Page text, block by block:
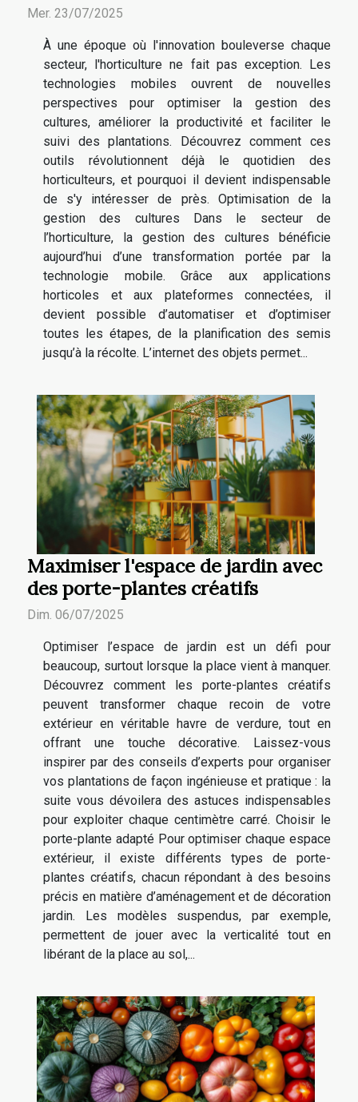
Mer. 23/07/2025
À une époque où l'innovation bouleverse chaque
secteur, l'horticulture ne fait pas exception. Les
technologies mobiles ouvrent de nouvelles
perspectives pour optimiser la gestion des
cultures, améliorer la productivité et faciliter le
suivi des plantations. Découvrez comment ces
outils révolutionnent déjà le quotidien des
horticulteurs, et pourquoi il devient indispensable
de s'y intéresser de près. Optimisation de la
gestion des cultures Dans le secteur de
l’horticulture, la gestion des cultures bénéficie
aujourd’hui d’une transformation portée par la
technologie mobile. Grâce aux applications
horticoles et aux plateformes connectées, il
devient possible d’automatiser et d’optimiser
toutes les étapes, de la planification des semis
jusqu’à la récolte. L’internet des objets permet...
Maximiser l'espace de jardin avec
des porte-plantes créatifs
Dim. 06/07/2025
Optimiser l’espace de jardin est un défi pour
beaucoup, surtout lorsque la place vient à manquer.
Découvrez comment les porte-plantes créatifs
peuvent transformer chaque recoin de votre
extérieur en véritable havre de verdure, tout en
offrant une touche décorative. Laissez-vous
inspirer par des conseils d’experts pour organiser
vos plantations de façon ingénieuse et pratique : la
suite vous dévoilera des astuces indispensables
pour exploiter chaque centimètre carré. Choisir le
porte-plante adapté Pour optimiser chaque espace
extérieur, il existe différents types de porte-
plantes créatifs, chacun répondant à des besoins
précis en matière d’aménagement et de décoration
jardin. Les modèles suspendus, par exemple,
permettent de jouer avec la verticalité tout en
libérant de la place au sol,...